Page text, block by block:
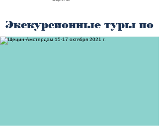
Экскурсионные туры по
странам Европы